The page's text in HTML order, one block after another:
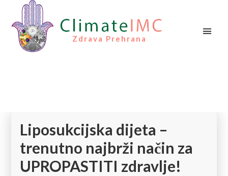
Zdrava Prehrana
Liposukcijska dijeta –
trenutno najbrži način za
UPROPASTITI zdravlje!